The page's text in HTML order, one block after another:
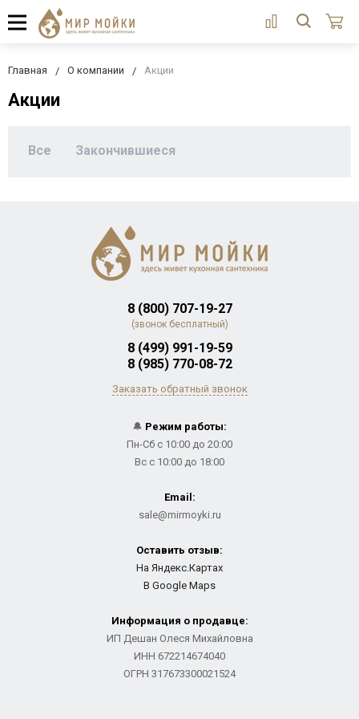
Главная О компании Акции
Акции
Все Закончившиеся
8 (800) 707-19-27
(звонок бесплатный)
8 (499) 991-19-59
8 (985) 770-08-72
Заказать обратный звонок
🔔 Режим работы:
Пн-Сб с 10:00 до 20:00
Вс с 10:00 до 18:00
Email:
sale@mirmoyki.ru
Оставить отзыв:
На Яндекс.Картах
В Google Maps
Информация о продавце:
ИП Дешан Олеся Михайловна
ИНН 672214674040
ОГРН 317673300021524